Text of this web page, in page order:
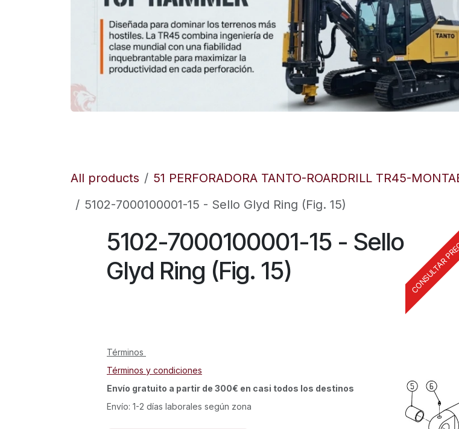
All products 51 PERFORADORA TANTO-ROARDRILL TR45-
5102-7000100001-15 - Sello Glyd Ring (Fig. 15)
CONSULTAR
5102-7000100001-15 - Sello
Glyd Ring (Fig. 15)
Términos
Términos y condiciones
Envío gratuito a partir de 300€ en casi todos los destinos
Envío: 1-2 días laborales según zona